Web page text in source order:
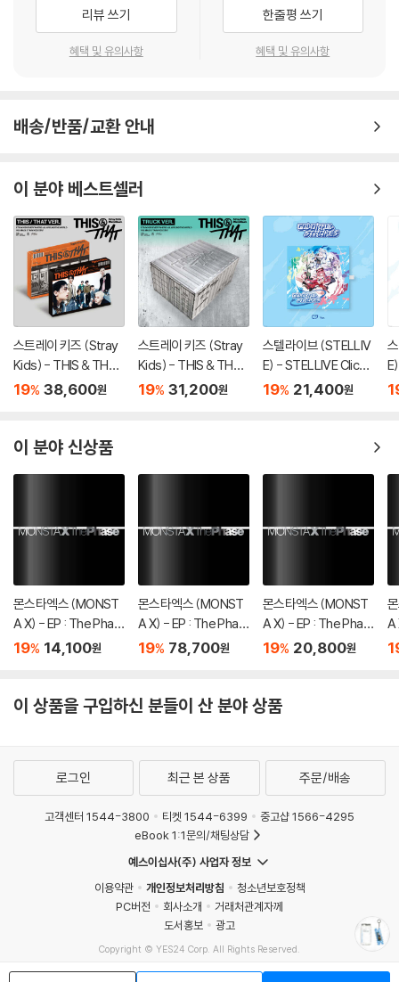
리뷰 쓰기
혜택 및 유의사항
한줄평 쓰기
혜택 및 유의사항
배송/반품/교환 안내
이 분야 베스트셀러
스트레이 키즈 (Stray
Kids) - THIS & THAT
[2종 SET]
19% 38,600원
스트레이 키즈 (Stray
Kids) - THIS & THAT
[TRUCK VER.]
19% 31,200원
스텔라이브 (STELLIV
E) - STELLIVE Cliche
1st EP 「Colorful Stro
19% 21,400원
이 분야 신상품
몬스타엑스 (MONST
A X) - EP : The Phas
e [DIGIPAK ver.][5종
19% 14,100원
몬스타엑스 (MONST
A X) - EP : The Phas
e [4종 SET]
19% 78,700원
몬스타엑스 (MONST
A X) - EP : The Phas
e [OFFSET ver.]
19% 20,800원
A
e
이 상품을 구입하신 분들이 산 분야 상품
로그인 최근 본 상품 주문/배송
고객센터 1544-3800 티켓 1544-6399
중고샵 1566-4295
eBook 1:1문의/채팅상담
예스이십사(주) 사업자 정보
이용약관
개인정보처리방침
청소년보호정책
PC버전
회사소개
거래처관계자께
도서홍보
광고
Copyright © YES24 Corp. All Rights Reserved.